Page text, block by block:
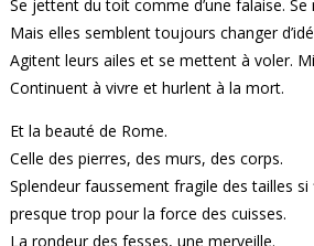
Se jettent du toit comme d’une falaise. Se
Mais elles semblent toujours changer
Agitent leurs ailes et se mettent à voler.
Continuent à vivre et hurlent à la mort.
Et la beauté de Rome.
Celle des pierres, des murs, des corps.
Splendeur faussement fragile des tailles si
presque trop pour la force des cuisses.
La rondeur des fesses, une merveille.